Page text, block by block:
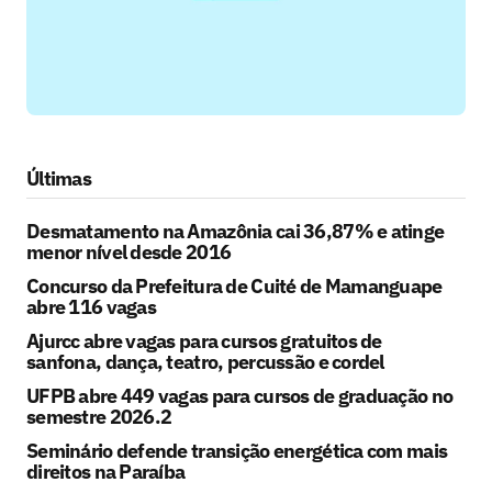
Últimas
Desmatamento na Amazônia cai 36,87% e atinge
menor nível desde 2016
Concurso da Prefeitura de Cuité de Mamanguape
abre 116 vagas
Ajurcc abre vagas para cursos gratuitos de
sanfona, dança, teatro, percussão e cordel
UFPB abre 449 vagas para cursos de graduação no
semestre 2026.2
Seminário defende transição energética com mais
direitos na Paraíba